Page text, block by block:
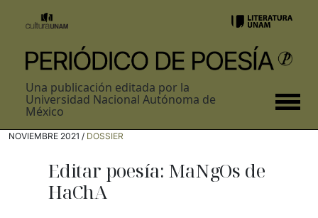
Una publicación editada por la
Universidad Nacional Autónoma de
México
NOVIEMBRE 2021 / DOSSIER
Editar poesía: MaNgOs de
HaChA